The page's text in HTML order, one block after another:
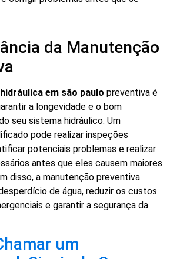
da Manutenção
em são paulo preventiva é
a longevidade e o bom
seu sistema hidráulico. Um
pode realizar inspeções
potenciais problemas e realizar
antes que eles causem maiores
disso, a manutenção preventiva
de água, reduzir os custos
e garantir a segurança da
um